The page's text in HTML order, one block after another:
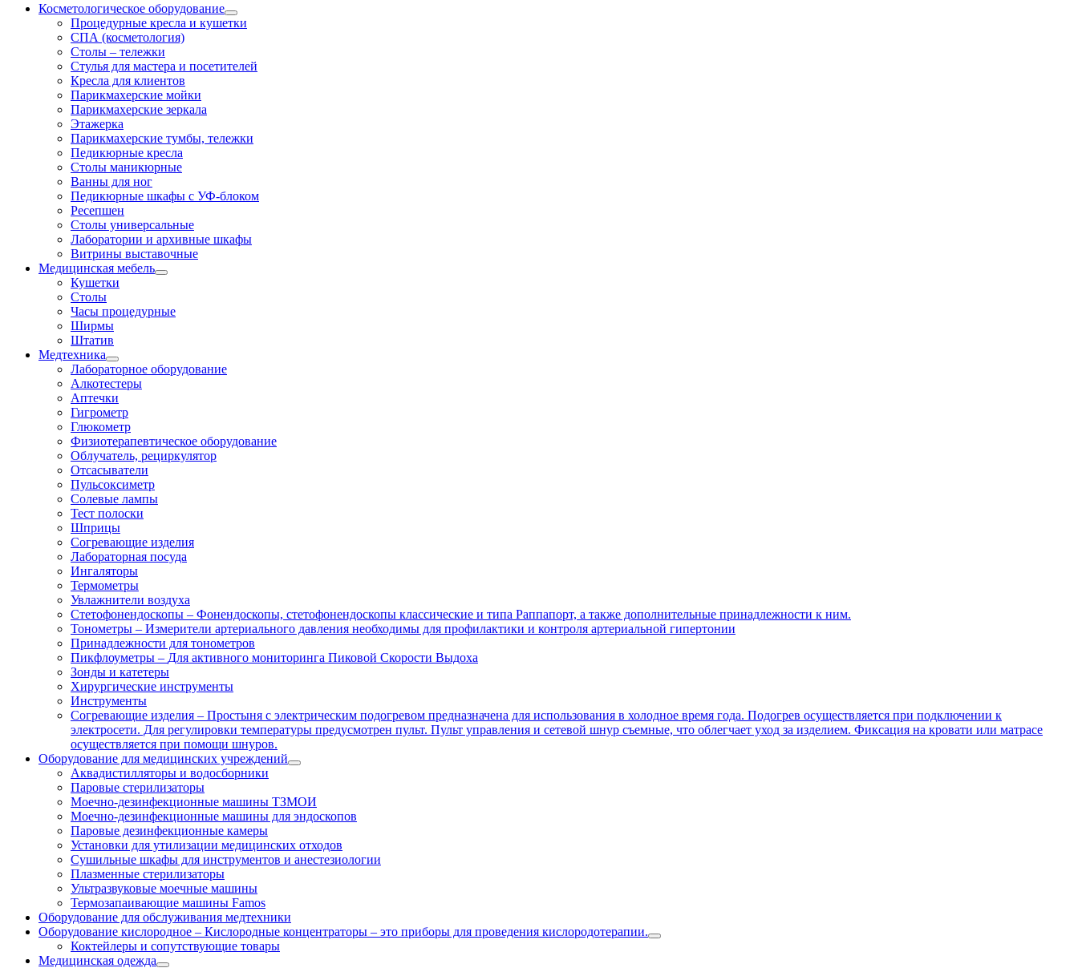
Косметологическое оборудование
Процедурные кресла и кушетки
СПА (косметология)
Столы – тележки
Стулья для мастера и посетителей
Кресла для клиентов
Парикмахерские мойки
Парикмахерские зеркала
Этажерка
Парикмахерские тумбы, тележки
Педикюрные кресла
Столы маникюрные
Ванны для ног
Педикюрные шкафы с УФ-блоком
Ресепшен
Столы универсальные
Лаборатории и архивные шкафы
Витрины выставочные
Медицинская мебель
Кушетки
Столы
Часы процедурные
Ширмы
Штатив
Медтехника
Лабораторное оборудование
Алкотестеры
Аптечки
Гигрометр
Глюкометр
Физиотерапевтическое оборудование
Облучатель, рециркулятор
Отсасыватели
Пульсоксиметр
Солевые лампы
Тест полоски
Шприцы
Согревающие изделия
Лабораторная посуда
Ингаляторы
Термометры
Увлажнители воздуха
Стетофонендоскопы – Фонендоскопы, стетофонендоскопы классические и типа Раппапорт, а также дополнительные принадлежности к ним.
Тонометры – Измерители артериального давления необходимы для профилактики и контроля артериальной гипертонии
Принадлежности для тонометров
Пикфлоуметры – Для активного мониторинга Пиковой Скорости Выдоха
Зонды и катетеры
Хирургические инструменты
Инструменты
Согревающие изделия – Простыня с электрическим подогревом предназначена для использования в холодное время года. Подогрев осуществляется при подключении к
электросети. Для регулировки температуры предусмотрен пульт. Пульт управления и сетевой шнур съемные, что облегчает уход за изделием. Фиксация на кровати или матрасе
осуществляется при помощи шнуров.
Оборудование для медицинских учреждений
Аквадистилляторы и водосборники
Паровые стерилизаторы
Моечно-дезинфекционные машины ТЗМОИ
Моечно-дезинфекционные машины для эндоскопов
Паровые дезинфекционные камеры
Установки для утилизации медицинских отходов
Сушильные шкафы для инструментов и анестезиологии
Плазменные стерилизаторы
Ультразвуковые моечные машины
Термозапаивающие машины Famos
Оборудование для обслуживания медтехники
Оборудование кислородное – Кислородные концентраторы – это приборы для проведения кислородотерапии.
Коктейлеры и сопутствующие товары
Медицинская одежда